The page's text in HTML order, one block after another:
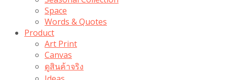
Space
Words & Quotes
Product
Art Print
Canvas
ดูสินค้าจริง